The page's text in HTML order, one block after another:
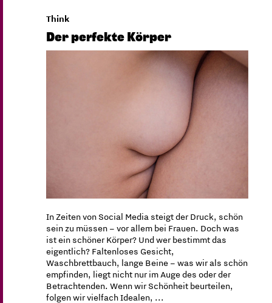
Think
Der perfekte Körper
In Zeiten von Social Media steigt der Druck, schön
sein zu müssen – vor allem bei Frauen. Doch was
ist ein schöner Körper? Und wer bestimmt das
eigentlich? Faltenloses Gesicht,
Waschbrettbauch, lange Beine – was wir als schön
empfinden, liegt nicht nur im Auge des oder der
Betrachtenden. Wenn wir Schönheit beurteilen,
folgen wir vielfach Idealen, ...